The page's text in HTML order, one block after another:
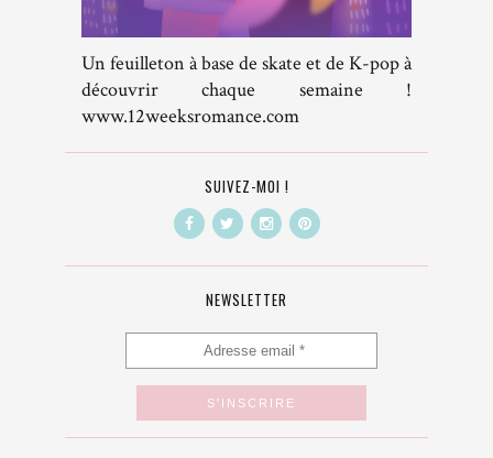
Un feuilleton à base de skate et de K-pop à
découvrir chaque semaine !
www.12weeksromance.com
SUIVEZ-MOI !
NEWSLETTER